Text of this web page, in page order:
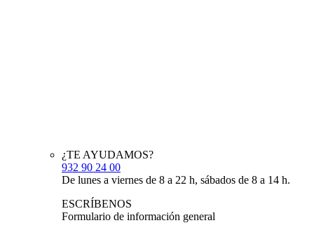
¿TE AYUDAMOS?
932 90 24 00
De lunes a viernes de 8 a 22 h, sábados de 8 a 14 h.
ESCRÍBENOS
Formulario de información general